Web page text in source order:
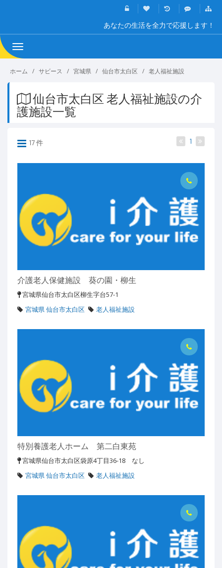
あなたの生活を全力で応援します！
Toggle
navigation
ホーム サビース 宮城県 仙台市太白区 老人福祉施設
仙台市太白区 老人福祉施設の介
護施設一覧
17 件 1
介護老人保健施設 葵の園・柳生
宮城県仙台市太白区柳生字台57-1
宮城県 仙台市太白区
老人福祉施設
特別養護老人ホーム 第二白東苑
宮城県仙台市太白区袋原4丁目36-18 なし
宮城県 仙台市太白区
老人福祉施設